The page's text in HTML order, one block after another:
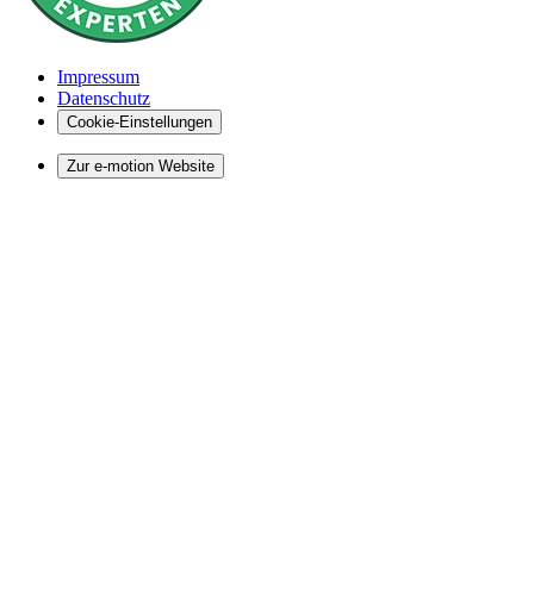
Impressum
Datenschutz
Cookie-Einstellungen
Zur e-motion Website